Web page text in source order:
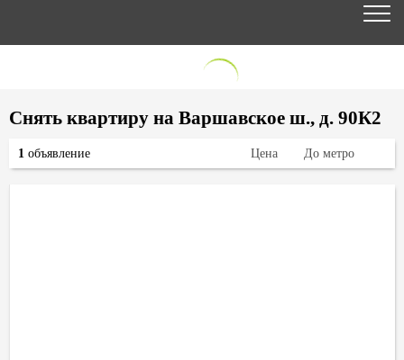
Снять квартиру на Варшавское ш., д. 90К2
1 объявление Цена До метро